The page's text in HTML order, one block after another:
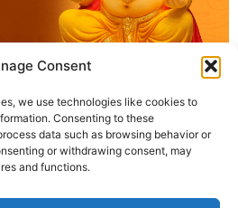
Consent
we use technologies like cookies to
Consenting to these
data such as browsing behavior or
or withdrawing consent, may
and functions.
गुरुजी ने कुष्ठ आश्रम में वर्षों से चली आ
और गंगाराम जी को सम्मानित किया।
|Privacy Policy